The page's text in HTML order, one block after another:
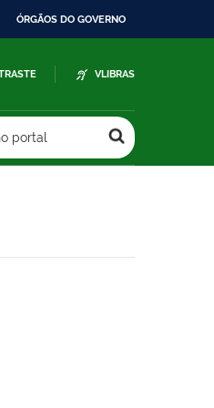
ÓRGÃOS DO GOVERNO
VLIBRAS
portal